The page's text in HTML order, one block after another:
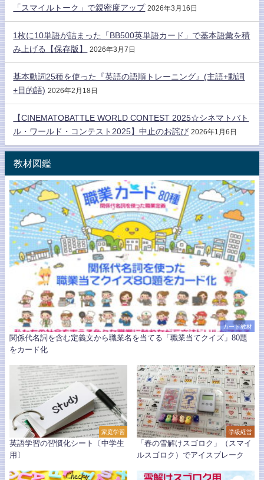
「スマイルトーク」で親密度アップ 2026年3月16日
1枚に10単語が詰まった「BB500英単語カード」で基本語彙を積
み上げる【保存版】
2026年3月7日
基本動詞25種を使った『英語の語順トレーニング』(主語+動詞
+目的語) 2026年2月18日
【CINEMATOBATTLE WORLD CONTEST 2025☆シネマトバト
ル・ワールド・コンテスト2025】中止のお詫び 2026年1月6日
教材図鑑
カード教材
関係代名詞を含む定義文から職業名を当てる「職業当てクイズ」80題
をカード化
家庭学習
英語学習の習慣化シート〔中学生
用〕
学級経営
「春の雪解けスゴロク」（スマイ
ルスゴロク）でアイスブレーク